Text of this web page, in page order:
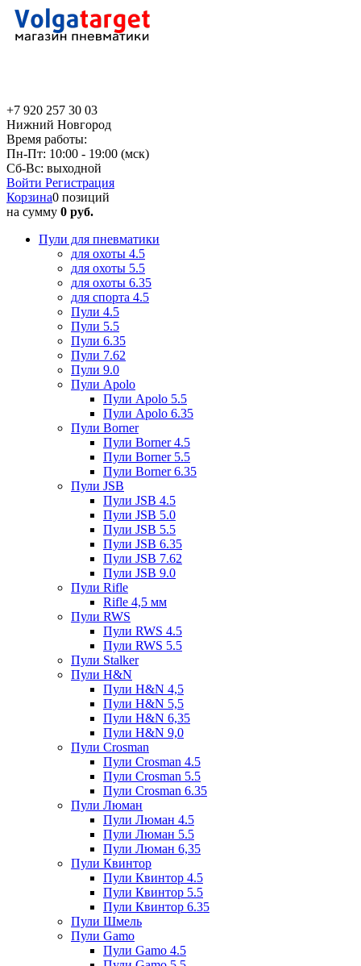
+7 920 257 30 03
Нижний Новгород
Время работы:
Пн-Пт: 10:00 - 19:00 (мск)
Сб-Вс: выходной
Войти Регистрация
Корзина0 позиций
на сумму 0 руб.
Пули для пневматики
для охоты 4.5
для охоты 5.5
для охоты 6.35
для спорта 4.5
Пули 4.5
Пули 5.5
Пули 6.35
Пули 7.62
Пули 9.0
Пули Apolo
Пули Apolo 5.5
Пули Apolo 6.35
Пули Borner
Пули Borner 4.5
Пули Borner 5.5
Пули Borner 6.35
Пули JSB
Пули JSB 4.5
Пули JSB 5.0
Пули JSB 5.5
Пули JSB 6.35
Пули JSB 7.62
Пули JSB 9.0
Пули Rifle
Rifle 4,5 мм
Пули RWS
Пули RWS 4.5
Пули RWS 5.5
Пули Stalker
Пули H&N
Пули H&N 4,5
Пули H&N 5,5
Пули H&N 6,35
Пули H&N 9,0
Пули Crosman
Пули Crosman 4.5
Пули Crosman 5.5
Пули Crosman 6.35
Пули Люман
Пули Люман 4.5
Пули Люман 5.5
Пули Люман 6,35
Пули Квинтор
Пули Квинтор 4.5
Пули Квинтор 5.5
Пули Квинтор 6.35
Пули Шмель
Пули Gamo
Пули Gamo 4.5